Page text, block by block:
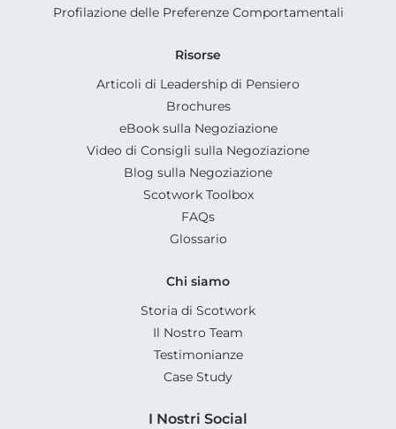
Profilazione delle Preferenze Comportamentali
Risorse
Articoli di Leadership di Pensiero
Brochures
eBook sulla Negoziazione
Video di Consigli sulla Negoziazione
Blog sulla Negoziazione
Scotwork Toolbox
FAQs
Glossario
Chi siamo
Storia di Scotwork
Il Nostro Team
Testimonianze
Case Study
I Nostri Social